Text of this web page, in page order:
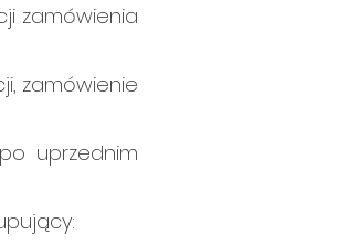
zamówienia
zamówienie
uprzednim